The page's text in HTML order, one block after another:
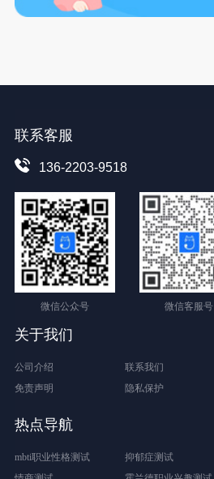
联系客服
136-2203-9518
微信公众号 微信客服号
关于我们
公司介绍 联系我们
免责声明
隐私保护
热点导航
mbti职业性格测试 抑郁症测试